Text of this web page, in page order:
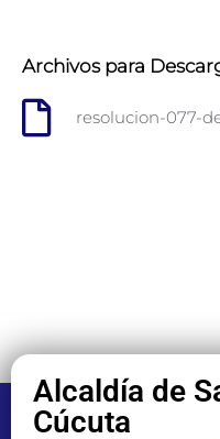
Archivos para
resolucion-077-
Alcaldía de
Cúcuta